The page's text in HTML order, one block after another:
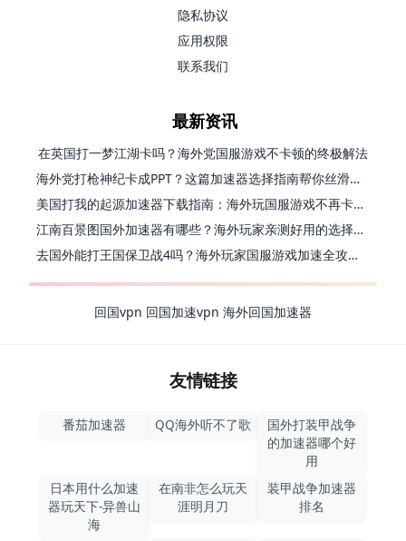
隐私协议
应用权限
联系我们
最新资讯
在英国打一梦江湖卡吗？海外党国服游戏不卡顿的终极解法
海外党打枪神纪卡成PPT？这篇加速器选择指南帮你丝滑上分
美国打我的起源加速器下载指南：海外玩国服游戏不再卡的终极方案
江南百景图国外加速器有哪些？海外玩家亲测好用的选择与避坑指南
去国外能打王国保卫战4吗？海外玩家国服游戏加速全攻略（附公主连结幻想江湖实测）
回国vpn 回国加速vpn 海外回国加速器
友情链接
番茄加速器 QQ海外听不了歌
国外打装甲战争
的加速器哪个好
用
日本用什么加速
器玩天下-异兽山
海
在南非怎么玩天
涯明月刀
装甲战争加速器
排名